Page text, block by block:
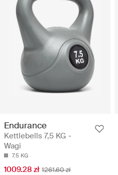
Endurance
Kettlebells 7,5 KG -
Wagi
7.5 KG
1009.28 zł 1261.60 zł